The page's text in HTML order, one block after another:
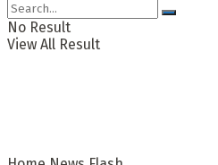
No Result
View All Result